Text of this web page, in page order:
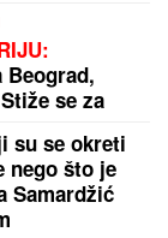
sr obratila